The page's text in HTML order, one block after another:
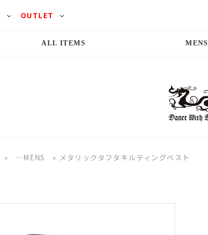
OUTLET
ALL ITEMS MENS
» ―MENS » メタリックタフタキルティングベスト